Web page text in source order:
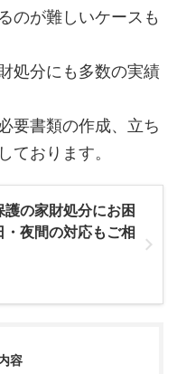
のが難しいケースも
処分にも多数の実績
要書類の作成、立ち
ております。
の家財処分にお困
・夜間の対応もご相
容